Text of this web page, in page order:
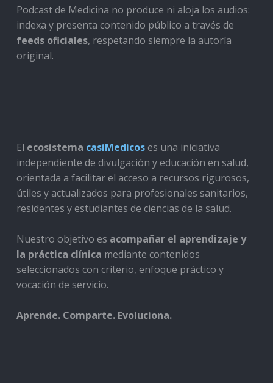
Podcast de Medicina no produce ni aloja los audios:
indexa y presenta contenido público a través de
feeds oficiales, respetando siempre la autoría
original.
El ecosistema casiMedicoses una iniciativa
independiente de divulgación y educación en salud,
orientada a facilitar el acceso a recursos rigurosos,
útiles y actualizados para profesionales sanitarios,
residentes y estudiantes de ciencias de la salud.
Nuestro objetivo es acompañar el aprendizaje y
la práctica clínica mediante contenidos
seleccionados con criterio, enfoque práctico y
vocación de servicio.
Aprende. Comparte. Evoluciona.